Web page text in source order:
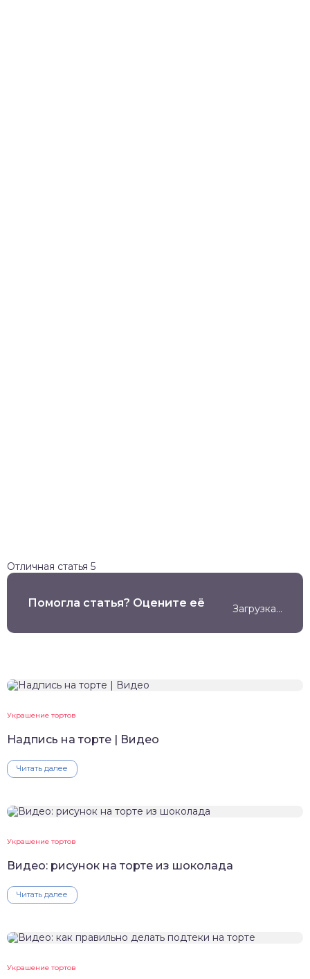
Отличная статья 5
Помогла статья? Оцените её Загрузка...
Украшение тортов
Надпись на торте | Видео
Читать далее
Украшение тортов
Видео: рисунок на торте из шоколада
Читать далее
Украшение тортов